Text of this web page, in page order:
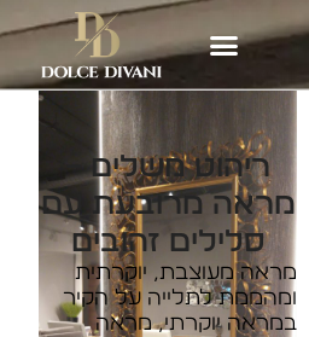
אקססוריז וריהוט
ריהוט משלים –
מראה מרובעת עם סלילים זהובים
ריהוט משלים –
מראה מרובעת עם
סלילים זהובים
מראה מעוצבת, יוקרתית
ומהממת לתלייה על הקיר
במראה יוקרתי, מראה